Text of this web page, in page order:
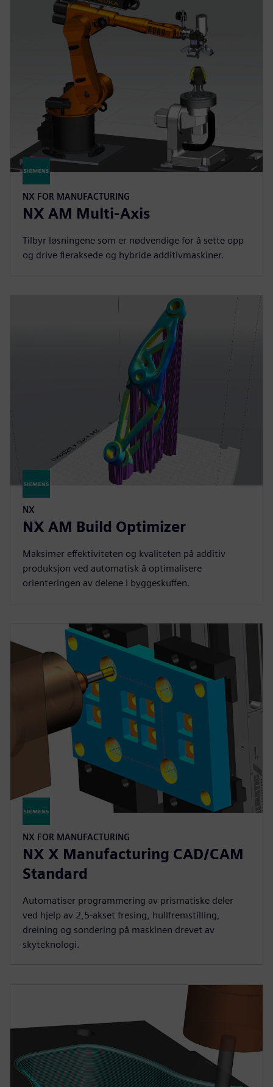
NX FOR MANUFACTURING
NX AM Multi-Axis
Tilbyr løsningene som er nødvendige for å sette opp
og drive fleraksede og hybride additivmaskiner.
NX
NX AM Build Optimizer
Maksimer effektiviteten og kvaliteten på additiv
produksjon ved automatisk å optimalisere
orienteringen av delene i byggeskuffen.
NX FOR MANUFACTURING
NX X Manufacturing CAD/CAM
Standard
Automatiser programmering av prismatiske deler
ved hjelp av 2,5-akset fresing, hullfremstilling,
dreining og sondering på maskinen drevet av
skyteknologi.